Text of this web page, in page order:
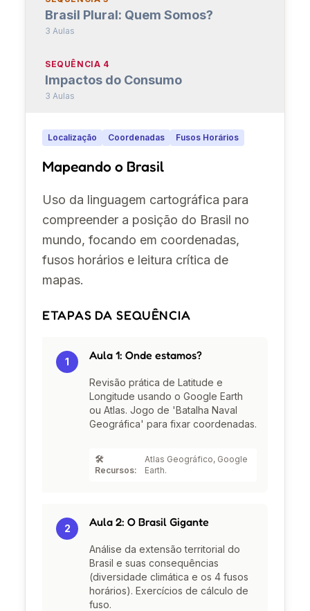
Brasil Plural: Quem Somos?
3 Aulas
SEQUÊNCIA 4
Impactos do Consumo
3 Aulas
Localização Coordenadas Fusos Horários
Mapeando o Brasil
Uso da linguagem cartográfica para
compreender a posição do Brasil no
mundo, focando em coordenadas,
fusos horários e leitura crítica de
mapas.
ETAPAS DA SEQUÊNCIA
1 Aula 1: Onde estamos?
Revisão prática de Latitude e
Longitude usando o Google Earth
ou Atlas. Jogo de 'Batalha Naval
Geográfica' para fixar coordenadas.
🛠️
Recursos:
Atlas Geográfico, Google
Earth.
2 Aula 2: O Brasil Gigante
Análise da extensão territorial do
Brasil e suas consequências
(diversidade climática e os 4 fusos
horários). Exercícios de cálculo de
fuso.